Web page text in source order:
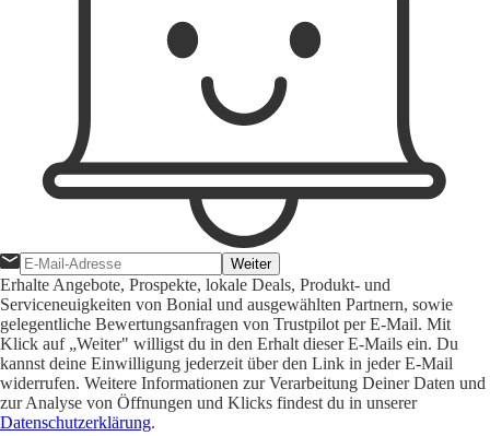
Weiter
Erhalte Angebote, Prospekte, lokale Deals, Produkt- und
Serviceneuigkeiten von Bonial und ausgewählten Partnern, sowie
gelegentliche Bewertungsanfragen von Trustpilot per E-Mail. Mit
Klick auf „Weiter" willigst du in den Erhalt dieser E-Mails ein. Du
kannst deine Einwilligung jederzeit über den Link in jeder E-Mail
widerrufen. Weitere Informationen zur Verarbeitung Deiner Daten und
zur Analyse von Öffnungen und Klicks findest du in unserer
Datenschutzerklärung.